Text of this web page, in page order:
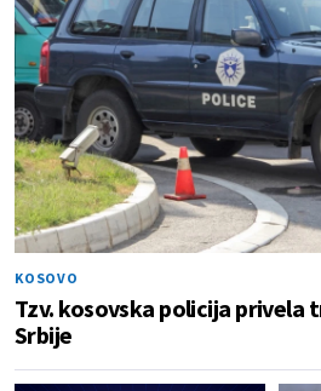
KOSOVO
Tzv. kosovska policija privela
Srbije